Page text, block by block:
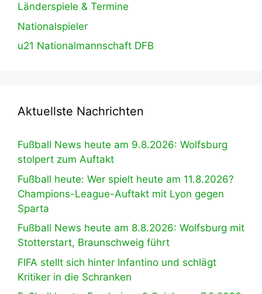
Länderspiele & Termine
Nationalspieler
u21 Nationalmannschaft DFB
Aktuellste Nachrichten
Fußball News heute am 9.8.2026: Wolfsburg
stolpert zum Auftakt
Fußball heute: Wer spielt heute am 11.8.2026?
Champions-League-Auftakt mit Lyon gegen
Sparta
Fußball News heute am 8.8.2026: Wolfsburg mit
Stotterstart, Braunschweig führt
FIFA stellt sich hinter Infantino und schlägt
Kritiker in die Schranken